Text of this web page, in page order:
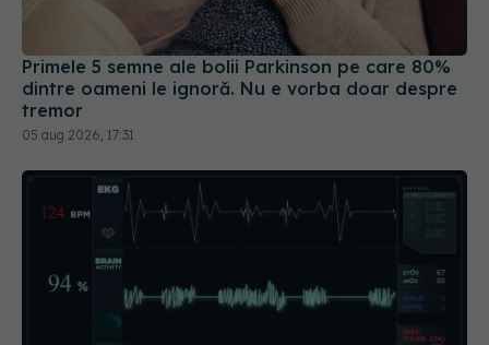
dintre oameni le ignoră. Nu e vorba doar despre
05 aug 2026, 17:31